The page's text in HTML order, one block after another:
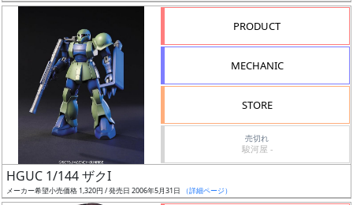
PRODUCT
MECHANIC
STORE
売切れ
駿河屋 -
HGUC 1/144 ザクI
メーカー希望小売価格 1,320円 / 発売日 2006年5月31日 （詳細ページ）